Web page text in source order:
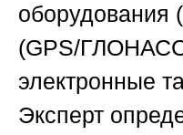
оборудования
(GPS/
электронные
Эксперт